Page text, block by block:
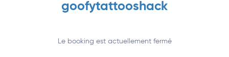
goofytattooshack
Le booking est actuellement fermé